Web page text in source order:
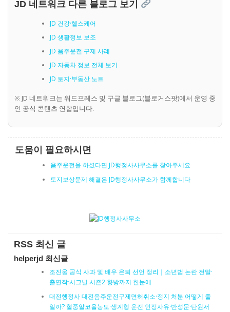
JD 네트워크 다른 블로그 보기
JD 건강·헬스케어
JD 생활정보 보조
JD 음주운전 구제 사례
JD 자동차 정보 전체 보기
JD 토지·부동산 노트
※ JD 네트워크는 워드프레스 및 구글 블로그(블로거스팟)에서 운영 중
인 공식 콘텐츠 연합입니다.
도움이 필요하시면
음주운전을 하셨다면 JD행정사사무소를 찾아주세요
토지보상문제 해결은 JD행정사사무소가 함께합니다
RSS 최신 글
helperjd 최신글
조진웅 공식 사과 및 배우 은퇴 선언 정리｜소년범 논란 전말·
출연작·시그널 시즌2 향방까지 한눈에
대전행정사 대전음주운전구제면허취소·정지 처분 어떻게 줄
일까? 혈중알코올농도·생계형 운전 인정사유·반성문·탄원서